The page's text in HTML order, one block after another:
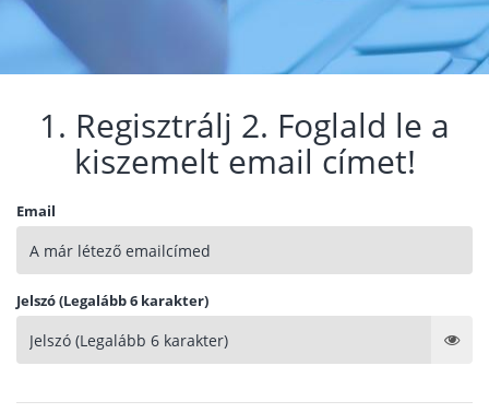
1. Regisztrálj 2. Foglald le a
kiszemelt email címet!
Email
Jelszó (Legalább 6 karakter)